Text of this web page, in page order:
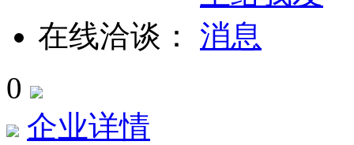
在线洽谈：
0
企业详情